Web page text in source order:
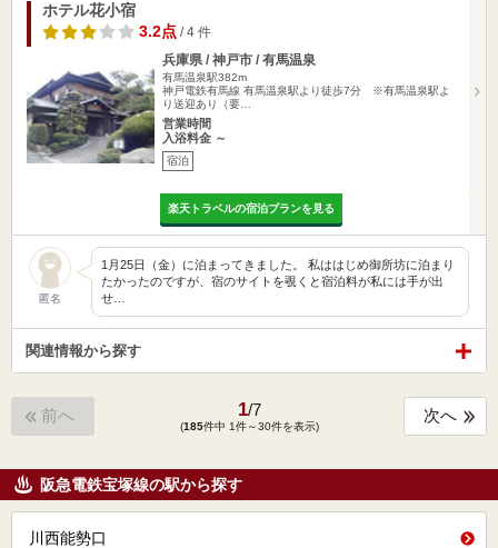
ホテル花小宿
3.2点 / 4 件
兵庫県 / 神戸市 / 有馬温泉
有馬温泉駅382m
神戸電鉄有馬線 有馬温泉駅より徒歩7分 ※有馬温泉駅よ
り送迎あり（要…
営業時間
入浴料金 ～
宿泊
楽天トラベルの宿泊プランを見る
匿名
1月25日（金）に泊まってきました。 私ははじめ御所坊に泊まり
たかったのですが、宿のサイトを覗くと宿泊料が私には手が出
せ…
関連情報から探す
前へ 1/7
(185件中 1件～30件を表示)
次へ
阪急電鉄宝塚線の駅から探す
川西能勢口